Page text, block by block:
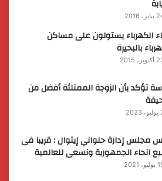
2016
الكهرباء يستولون على مساكن
بالبحيرة
2015
تؤكد بأن الزوجة الممتلئة أفضل من
مجلس إدارة حلواني إيتوال : قريبا فى
انحاء الجمهورية ونسعى للعالمية
2021